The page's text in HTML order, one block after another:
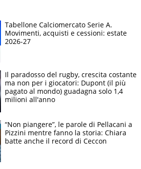
Tabellone Calciomercato Serie A.
Movimenti, acquisti e cessioni: estate
2026-27
Il paradosso del rugby, crescita costante
ma non per i giocatori: Dupont (il più
pagato al mondo) guadagna solo 1,4
milioni all'anno
“Non piangere”, le parole di Pellacani a
Pizzini mentre fanno la storia: Chiara
batte anche il record di Ceccon